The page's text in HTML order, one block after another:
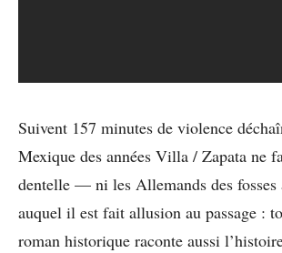
Suivent 157 minutes de violence
Mexique des années Villa / Zapata ne
dentelle — ni les Allemands des fosses
auquel il est fait allusion au passage :
roman historique raconte aussi